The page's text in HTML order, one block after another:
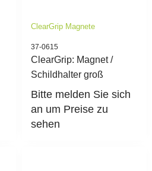
ClearGrip Magnete
37-0615
ClearGrip: Magnet /
Schildhalter groß
Bitte melden Sie sich
an um Preise zu
sehen